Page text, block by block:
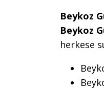
Beykoz
Beykoz
herkese